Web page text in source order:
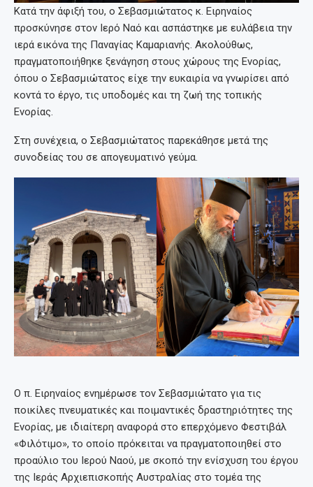
Κατά την άφιξή του, ο Σεβασμιώτατος κ. Ειρηναίος
προσκύνησε στον Ιερό Ναό και ασπάστηκε με ευλάβεια την
ιερά εικόνα της Παναγίας Καμαριανής. Ακολούθως,
πραγματοποιήθηκε ξενάγηση στους χώρους της Ενορίας,
όπου ο Σεβασμιώτατος είχε την ευκαιρία να γνωρίσει από
κοντά το έργο, τις υποδομές και τη ζωή της τοπικής
Ενορίας.
Στη συνέχεια, ο Σεβασμιώτατος παρεκάθησε μετά της
συνοδείας του σε απογευματινό γεύμα.
Ο π. Ειρηναίος ενημέρωσε τον Σεβασμιώτατο για τις
ποικίλες πνευματικές και ποιμαντικές δραστηριότητες της
Ενορίας, με ιδιαίτερη αναφορά στο επερχόμενο Φεστιβάλ
«Φιλότιμο», το οποίο πρόκειται να πραγματοποιηθεί στο
προαύλιο του Ιερού Ναού, με σκοπό την ενίσχυση του έργου
της Ιεράς Αρχιεπισκοπής Αυστραλίας στο τομέα της